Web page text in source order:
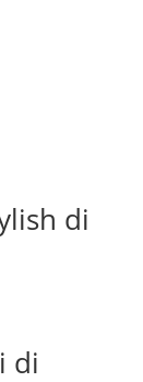
di
di